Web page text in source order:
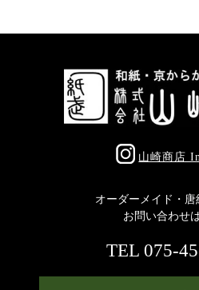
山崎商店
オーダーメイド・
お問い合わせ
TEL 075-